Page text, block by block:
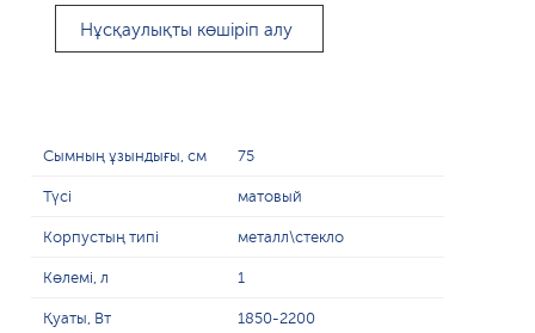
Нұсқаулықты көшіріп алу
Сымның ұзындығы, см 75
Түсі матовый
Корпустың типі металл\стекло
Көлемі, л 1
Қуаты, Вт 1850-2200